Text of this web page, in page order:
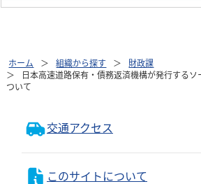
ホーム 組織から探す
財政課
日本高速道路保有・債務返済機構が発行する
ついて
交通アクセス
このサイトについて